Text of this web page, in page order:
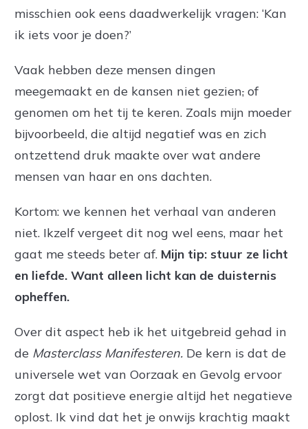
misschien ook eens daadwerkelijk vragen: ‘Kan
ik iets voor je doen?’
Vaak hebben deze mensen dingen
meegemaakt en de kansen niet gezien, of
genomen om het tij te keren. Zoals mijn moeder
bijvoorbeeld, die altijd negatief was en zich
ontzettend druk maakte over wat andere
mensen van haar en ons dachten.
Kortom: we kennen het verhaal van anderen
niet. Ikzelf vergeet dit nog wel eens, maar het
gaat me steeds beter af. Mijn tip: stuur ze licht
en liefde. Want alleen licht kan de duisternis
opheffen.
Over dit aspect heb ik het uitgebreid gehad in
de Masterclass Manifesteren. De kern is dat de
universele wet van Oorzaak en Gevolg ervoor
zorgt dat positieve energie altijd het negatieve
oplost. Ik vind dat het je onwijs krachtig maakt